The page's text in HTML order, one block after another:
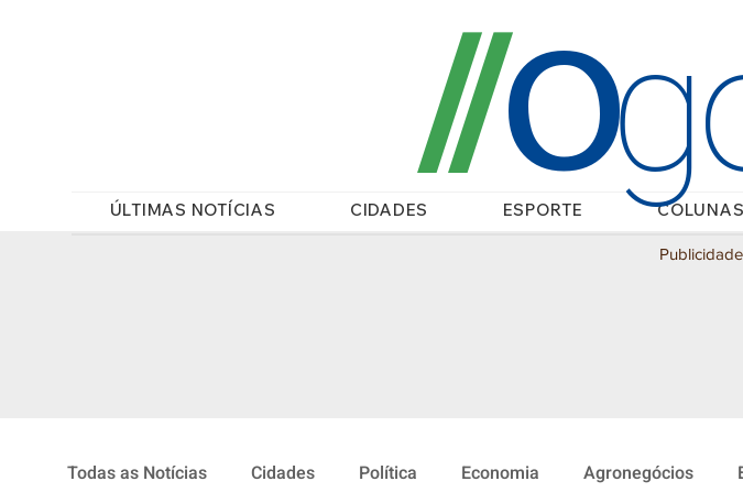
ÚLTIMAS NOTÍCIAS CIDADES ESPORTE
//O
Todas as Notícias Cidades Política Economia Agronegócios
Publicidade